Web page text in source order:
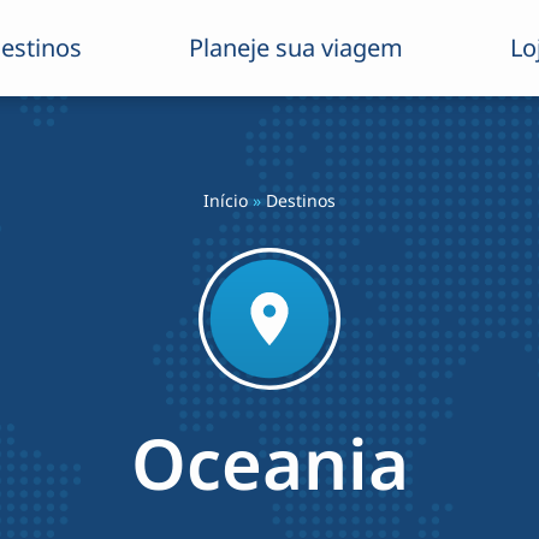
Planeje sua viagem
Início » Destinos
Oceania